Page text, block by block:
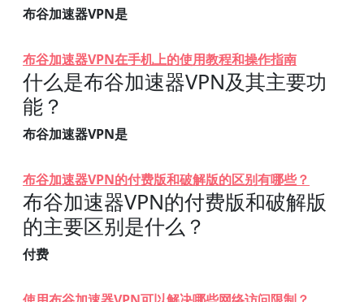
布谷加速器VPN是
布谷加速器VPN在手机上的使用教程和操作指南
什么是布谷加速器VPN及其主要功
能？
布谷加速器VPN是
布谷加速器VPN的付费版和破解版的区别有哪些？
布谷加速器VPN的付费版和破解版
的主要区别是什么？
付费